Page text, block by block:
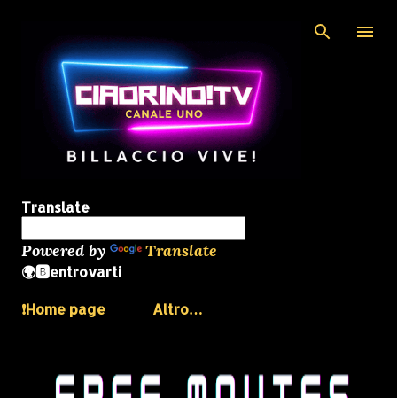
Translate
Powered by Translate
🌍🅱️entrovarti
❗️Home page
Altro…